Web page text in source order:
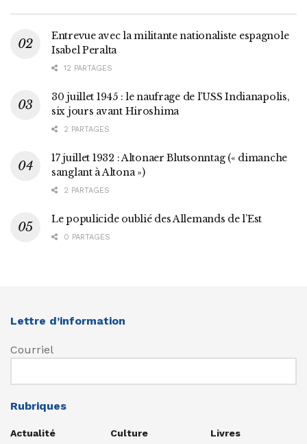
Entrevue avec la militante nationaliste espagnole
Isabel Peralta
12 PARTAGES
30 juillet 1945 : le naufrage de l’USS Indianapolis,
six jours avant Hiroshima
2 PARTAGES
17 juillet 1932 : Altonaer Blutsonntag (« dimanche
sanglant à Altona »)
2 PARTAGES
Le populicide oublié des Allemands de l’Est
0 PARTAGES
Lettre d’information
Courriel
Rubriques
Actualité
Culture
Livres